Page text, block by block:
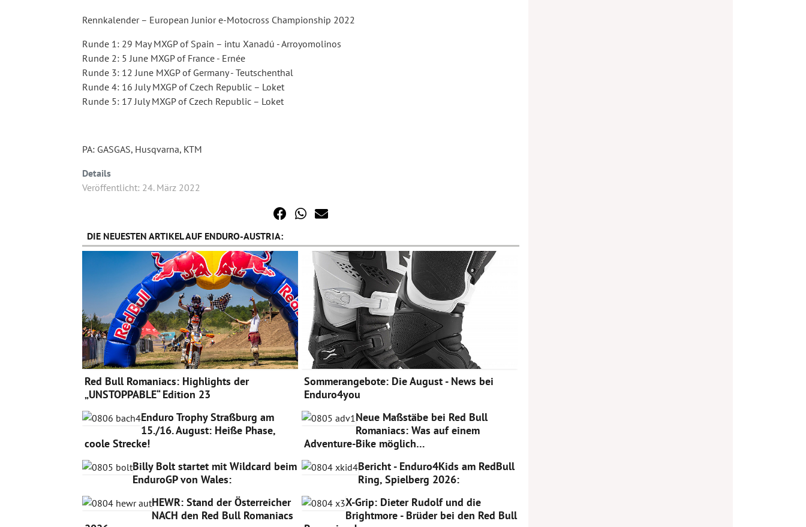
Rennkalender – European Junior e-Motocross Championship 2022
Runde 1: 29 May MXGP of Spain – intu Xanadú - Arroyomolinos
Runde 2: 5 June MXGP of France - Ernée
Runde 3: 12 June MXGP of Germany - Teutschenthal
Runde 4: 16 July MXGP of Czech Republic – Loket
Runde 5: 17 July MXGP of Czech Republic – Loket
PA: GASGAS, Husqvarna, KTM
Details
Veröffentlicht: 24. März 2022
DIE NEUESTEN ARTIKEL AUF ENDURO-AUSTRIA:
Red Bull Romaniacs: Highlights der
„UNSTOPPABLE“ Edition 23
Sommerangebote: Die August - News bei
Enduro4you
Enduro Trophy Straßburg am
15./16. August: Heiße Phase,
coole Strecke!
Neue Maßstäbe bei Red Bull
Romaniacs: Was auf einem
Adventure-Bike möglich…
Billy Bolt startet mit Wildcard beim
EnduroGP von Wales:
Bericht - Enduro4Kids am RedBull
Ring, Spielberg 2026:
HEWR: Stand der Österreicher
NACH den Red Bull Romaniacs
X-Grip: Dieter Rudolf und die
Brightmore - Brüder bei den Red Bull